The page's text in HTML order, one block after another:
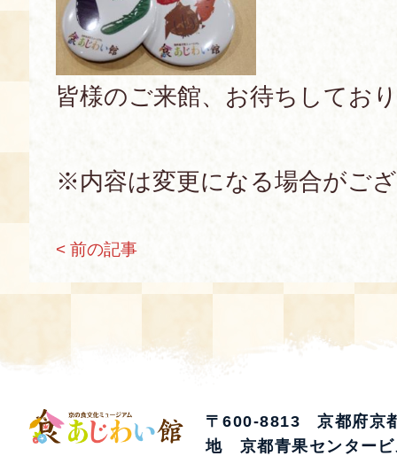
皆様のご来館、お待ちしてお
※内容は変更になる場合がご
< 前の記事
〒600-8813 京都府京
地 京都青果センタービ